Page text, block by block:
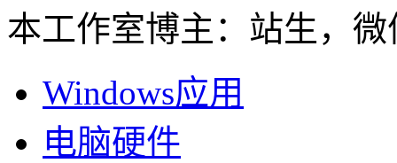
本工作室博主：站生，微
Windows应用
电脑硬件